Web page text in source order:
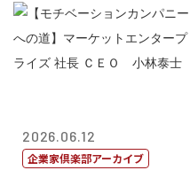
2026.06.12
企業家倶楽部アーカイブ